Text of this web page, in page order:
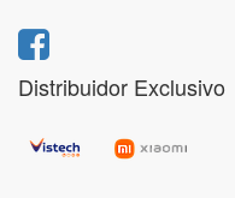
Distribuidor Exclusivo